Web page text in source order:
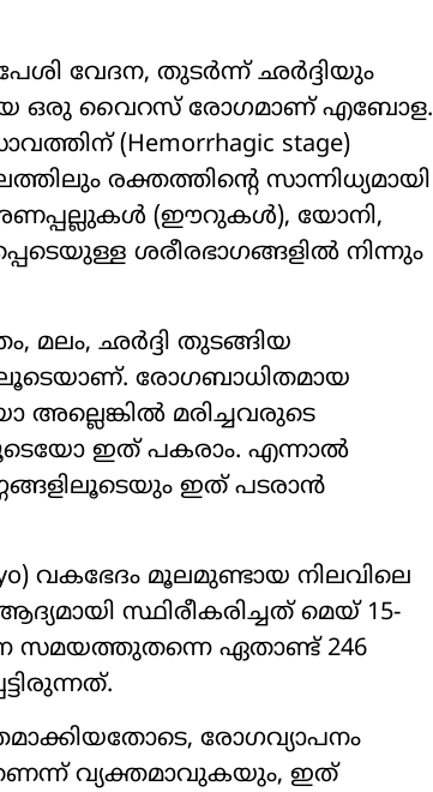
വേദന, തുടർന്ന് ഛർദ്ദിയും
ഒരു വൈറസ് രോഗമാണ് എബോള.
(Hemorrhagic stage)
രക്തത്തിന്റെ സാന്നിധ്യമായി
അണപ്പല്ലുകൾ (ഈറുകൾ), യോനി,
ശരീരഭാഗങ്ങളിൽ നിന്നും
ഛർദ്ദി തുടങ്ങിയ
രോഗബാധിതമായ
മരിച്ചവരുടെ
ഇത് പകരാം. എന്നാൽ
ഇത് പടരാൻ
വകഭേദം മൂലമുണ്ടായ നിലവിലെ
സ്ഥിരീകരിച്ചത് മെയ് 15-
സമയത്തുതന്നെ ഏതാണ്ട് 246
രോഗവ്യാപനം
വ്യക്തമാവുകയും, ഇത്